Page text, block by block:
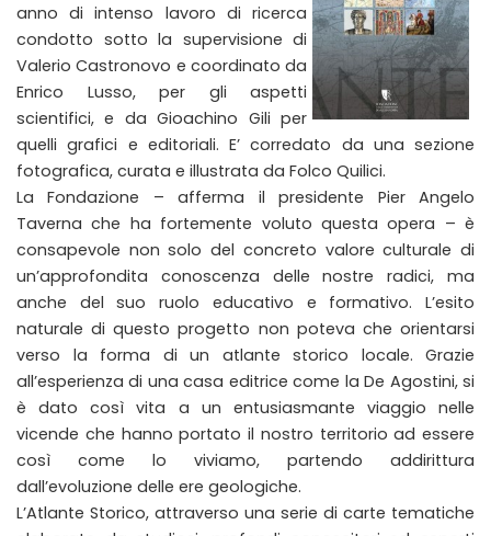
anno di intenso lavoro di ricerca
condotto sotto la supervisione di
Valerio Castronovo e coordinato da
Enrico Lusso, per gli aspetti
scientifici, e da Gioachino Gili per
quelli grafici e editoriali. E’ corredato da una sezione
fotografica, curata e illustrata da Folco Quilici.
La Fondazione – afferma il presidente Pier Angelo
Taverna che ha fortemente voluto questa opera – è
consapevole non solo del concreto valore culturale di
un’approfondita conoscenza delle nostre radici, ma
anche del suo ruolo educativo e formativo. L’esito
naturale di questo progetto non poteva che orientarsi
verso la forma di un atlante storico locale. Grazie
all’esperienza di una casa editrice come la De Agostini, si
è dato così vita a un entusiasmante viaggio nelle
vicende che hanno portato il nostro territorio ad essere
così come lo viviamo, partendo addirittura
dall’evoluzione delle ere geologiche.
L’Atlante Storico, attraverso una serie di carte tematiche